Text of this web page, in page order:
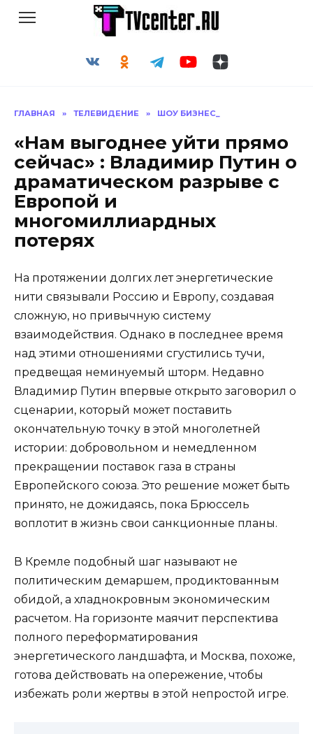
ГЛАВНАЯ » ТЕЛЕВИДЕНИЕ » ШОУ БИЗНЕС_
«Нам выгоднее уйти прямо
сейчас» : Владимир Путин о
драматическом разрыве с
Европой и
многомиллиардных
потерях
На протяжении долгих лет энергетические
нити связывали Россию и Европу, создавая
сложную, но привычную систему
взаимодействия. Однако в последнее время
над этими отношениями сгустились тучи,
предвещая неминуемый шторм. Недавно
Владимир Путин впервые открыто заговорил о
сценарии, который может поставить
окончательную точку в этой многолетней
истории: добровольном и немедленном
прекращении поставок газа в страны
Европейского союза. Это решение может быть
принято, не дожидаясь, пока Брюссель
воплотит в жизнь свои санкционные планы.
В Кремле подобный шаг называют не
политическим демаршем, продиктованным
обидой, а хладнокровным экономическим
расчетом. На горизонте маячит перспектива
полного переформатирования
энергетического ландшафта, и Москва, похоже,
готова действовать на опережение, чтобы
избежать роли жертвы в этой непростой игре.